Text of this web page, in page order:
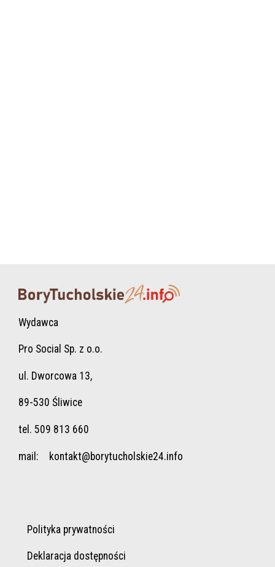
Wydawca
Pro Social Sp. z o.o.
ul. Dworcowa 13,
89-530 Śliwice
tel. 509 813 660
mail: kontakt@borytucholskie24.info
Polityka prywatności
Deklaracja dostępności